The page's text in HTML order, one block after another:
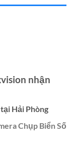
nhận
Hải Phòng
Chụp Biển Số